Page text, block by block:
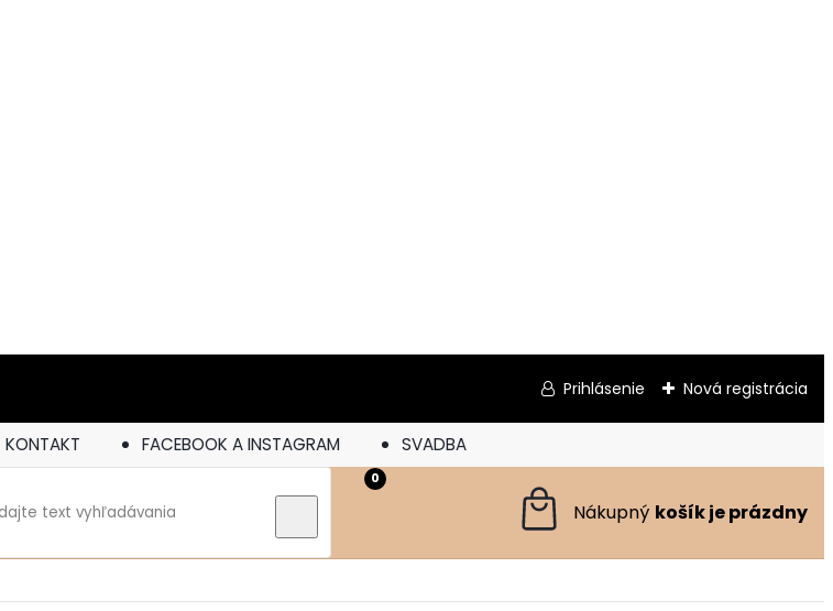
Prihlásenie Nová registrácia
KONTAKT FACEBOOK A INSTAGRAM SVADBA
0